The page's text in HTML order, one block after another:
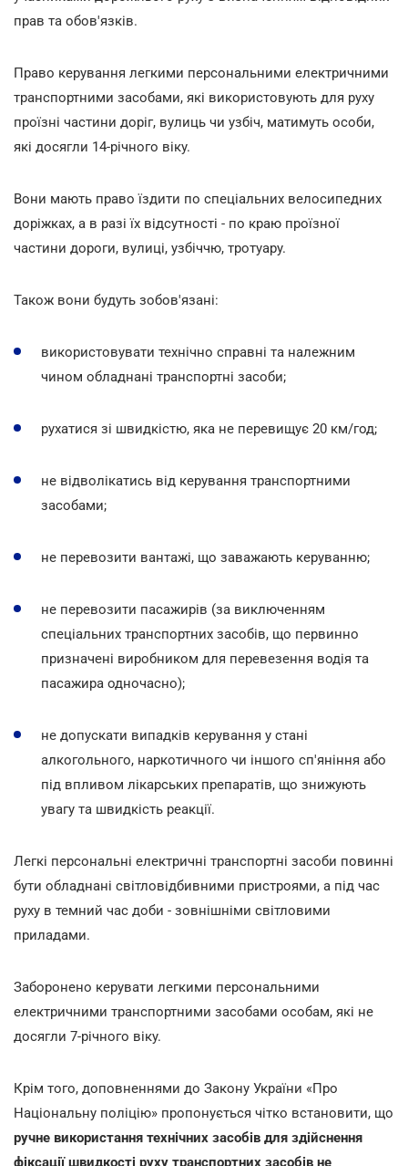
прав та обов'язків.
Право керування легкими персональними електричними
транспортними засобами, які використовують для руху
проїзні частини доріг, вулиць чи узбіч, матимуть особи,
які досягли 14-річного віку.
Вони мають право їздити по спеціальних велосипедних
доріжках, а в разі їх відсутності - по краю проїзної
частини дороги, вулиці, узбіччю, тротуару.
Також вони будуть зобов'язані:
використовувати технічно справні та належним
чином обладнані транспортні засоби;
рухатися зі швидкістю, яка не перевищує 20 км/год;
не відволікатись від керування транспортними
засобами;
не перевозити вантажі, що заважають керуванню;
не перевозити пасажирів (за виключенням
спеціальних транспортних засобів, що первинно
призначені виробником для перевезення водія та
пасажира одночасно);
не допускати випадків керування у стані
алкогольного, наркотичного чи іншого сп'яніння або
під впливом лікарських препаратів, що знижують
увагу та швидкість реакції.
Легкі персональні електричні транспортні засоби повинні
бути обладнані світловідбивними пристроями, а під час
руху в темний час доби - зовнішніми світловими
приладами.
Заборонено керувати легкими персональними
електричними транспортними засобами особам, які не
досягли 7-річного віку.
Крім того, доповненнями до Закону України «Про
Національну поліцію» пропонується чітко встановити, що
ручне використання технічних засобів для здійснення
фіксації швидкості руху транспортних засобів не